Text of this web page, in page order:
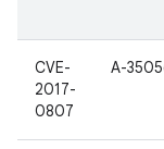
CVE-
2017-
0807
A-